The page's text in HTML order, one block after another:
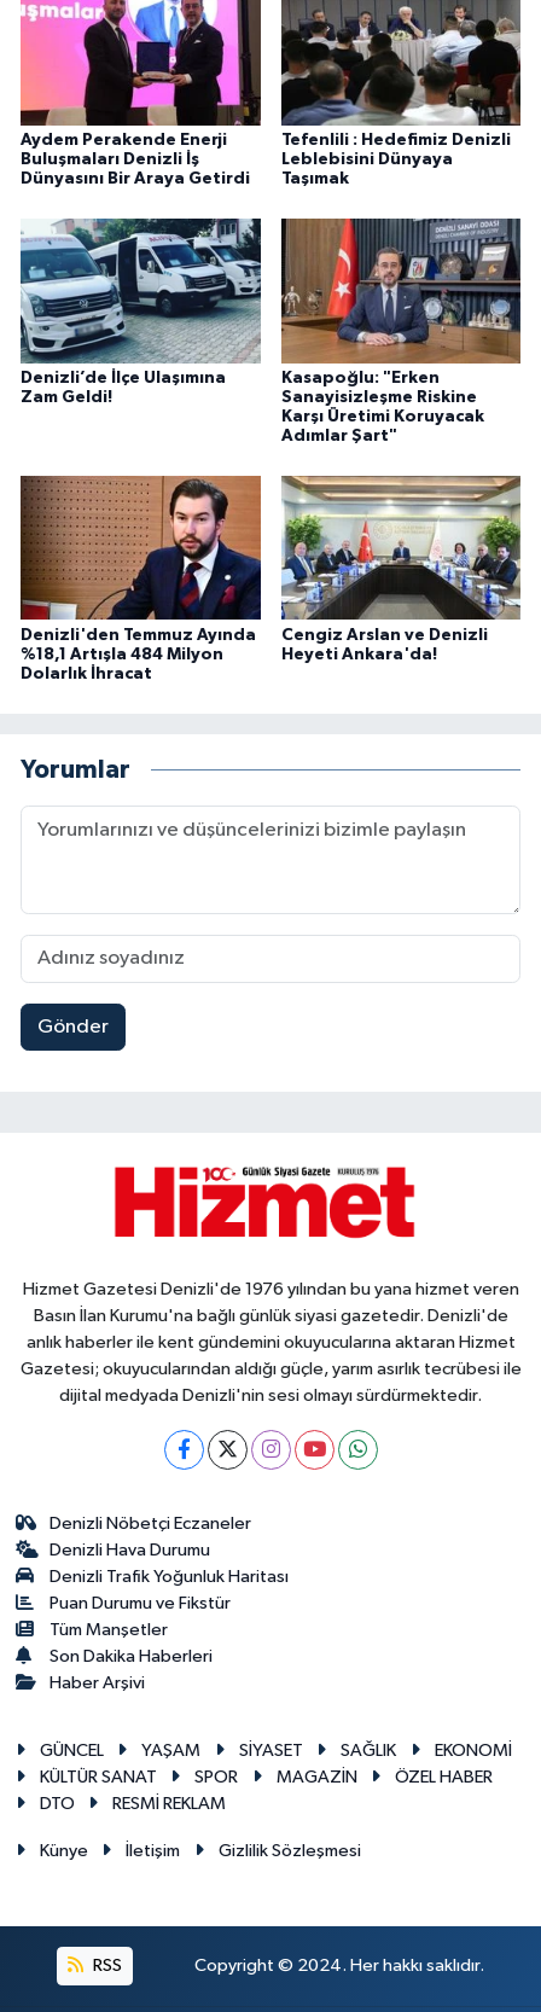
Aydem Perakende Enerji
Buluşmaları Denizli İş
Dünyasını Bir Araya Getirdi
Tefenlili : Hedefimiz Denizli
Leblebisini Dünyaya
Taşımak
Denizli’de İlçe Ulaşımına
Zam Geldi!
Kasapoğlu: "Erken
Sanayisizleşme Riskine
Karşı Üretimi Koruyacak
Adımlar Şart"
Denizli'den Temmuz Ayında
%18,1 Artışla 484 Milyon
Dolarlık İhracat
Cengiz Arslan ve Denizli
Heyeti Ankara'da!
Yorumlar
Gönder
Hizmet Gazetesi Denizli'de 1976 yılından bu yana hizmet veren
Basın İlan Kurumu'na bağlı günlük siyasi gazetedir. Denizli'de
anlık haberler ile kent gündemini okuyucularına aktaran Hizmet
Gazetesi; okuyucularından aldığı güçle, yarım asırlık tecrübesi ile
dijital medyada Denizli'nin sesi olmayı sürdürmektedir.
Denizli Nöbetçi Eczaneler
Denizli Hava Durumu
Denizli Trafik Yoğunluk Haritası
Puan Durumu ve Fikstür
Tüm Manşetler
Son Dakika Haberleri
Haber Arşivi
GÜNCEL YAŞAM SİYASET SAĞLIK
EKONOMİ
KÜLTÜR SANAT
SPOR MAGAZİN
ÖZEL HABER
DTO
RESMİ REKLAM
Künye İletişim Gizlilik Sözleşmesi
RSS Copyright © 2024. Her hakkı saklıdır.